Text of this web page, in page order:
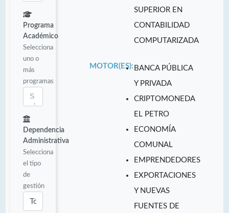
Programa
Académico
Selecciona
uno o
más
programas
Dependencia
Administrativa
Selecciona
el tipo
de
gestión
SUPERIOR EN
CONTABILIDAD
COMPUTARIZADA
MOTOR(ES): BANCA PÚBLICA
Y PRIVADA
CRIPTOMONEDA
EL PETRO
ECONOMÍA
COMUNAL
EMPRENDEDORES
EXPORTACIONES
Y NUEVAS
FUENTES DE